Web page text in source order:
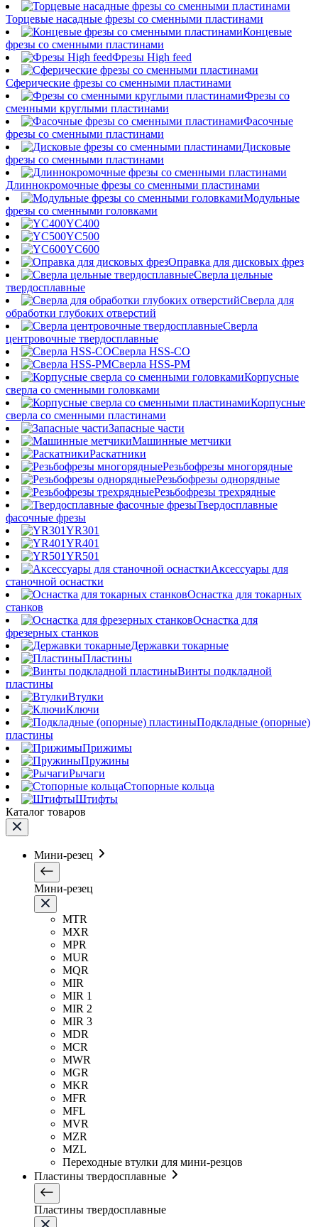
Торцевые насадные фрезы со сменными пластинами
Концевые
фрезы со сменными пластинами
Фрезы High feed
Сферические фрезы со сменными пластинами
Фрезы со
сменными круглыми пластинами
Фасочные
фрезы со сменными пластинами
Дисковые
фрезы со сменными пластинами
Длиннокромочные фрезы со сменными пластинами
Модульные
фрезы со сменными головками
YC400
YC500
YC600
Оправка для дисковых фрез
Сверла цельные
твердосплавные
Сверла для
обработки глубоких отверстий
Сверла
центровочные твердосплавные
Сверла HSS-CO
Сверла HSS-PM
Корпусные
сверла со сменными головками
Корпусные
сверла со сменными пластинами
Запасные части
Машинные метчики
Раскатники
Резьбофрезы многорядные
Резьбофрезы однорядные
Резьбофрезы трехрядные
Твердосплавные
фасочные фрезы
YR301
YR401
YR501
Аксессуары для
станочной оснастки
Оснастка для токарных
станков
Оснастка для
фрезерных станков
Державки токарные
Пластины
Винты подкладной
пластины
Втулки
Ключи
Подкладные (опорные)
пластины
Прижимы
Пружины
Рычаги
Стопорные кольца
Штифты
Каталог товаров
Мини-резец
Мини-резец
MTR
MXR
MPR
MUR
MQR
MIR
MIR 1
MIR 2
MIR 3
MDR
MCR
MWR
MGR
MKR
MFR
MFL
MVR
MZR
MZL
Переходные втулки для мини-резцов
Пластины твердосплавные
Пластины твердосплавные